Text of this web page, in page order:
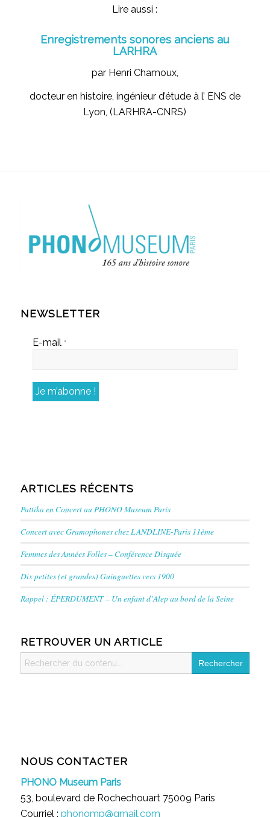
Lire aussi :
Enregistrements sonores anciens au
LARHRA
par Henri Chamoux,
docteur en histoire, ingénieur d’étude à l’ ENS de
Lyon, (LARHRA-CNRS)
NEWSLETTER
E-mail *
ARTICLES RÉCENTS
Pattika en Concert au PHONO Museum Paris
Concert avec Gramophones chez LANDLINE-Paris 11ème
Femmes des Années Folles – Conférence Disquée
Dix petites (et grandes) Guinguettes vers 1900
Rappel : ÉPERDUMENT – Un enfant d’Alep au bord de la Seine
RETROUVER UN ARTICLE
Search
for:
NOUS CONTACTER
PHONO Museum Paris
53, boulevard de Rochechouart 75009 Paris
Courriel : phonomp@gmail.com